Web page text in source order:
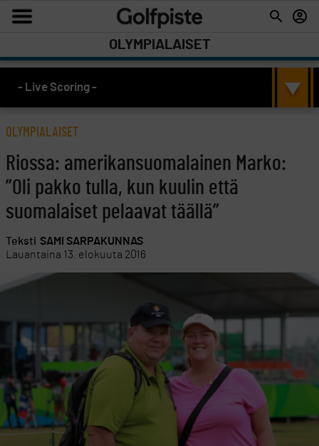
OLYMPIALAISET
- Live Scoring -
OLYMPIALAISET
Riossa: amerikansuomalainen Marko:
”Oli pakko tulla, kun kuulin että
suomalaiset pelaavat täällä”
Teksti SAMI SARPAKUNNAS
Lauantaina 13. elokuuta 2016